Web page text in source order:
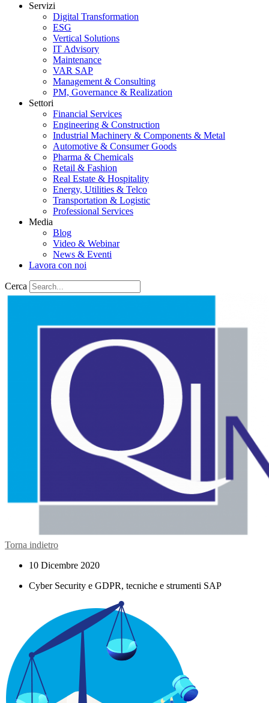
Servizi
Digital Transformation
ESG
Vertical Solutions
IT Advisory
Maintenance
VAR SAP
Management & Consulting
PM, Governance & Realization
Settori
Financial Services
Engineering & Construction
Industrial Machinery & Components & Metal
Automotive & Consumer Goods
Pharma & Chemicals
Retail & Fashion
Real Estate & Hospitality
Energy, Utilities & Telco
Transportation & Logistic
Professional Services
Media
Blog
Video & Webinar
News & Eventi
Lavora con noi
Cerca
Torna indietro
10 Dicembre 2020
Cyber Security e GDPR, tecniche e strumenti SAP